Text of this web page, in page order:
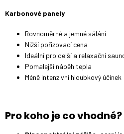
Karbonové panely
Rovnoměrné a jemné sálání
Nižší pořizovací cena
Ideální pro delší a relaxační
Pomalejší náběh tepla
Méně intenzivní hloubkový účinek
Pro koho je co vhodné?